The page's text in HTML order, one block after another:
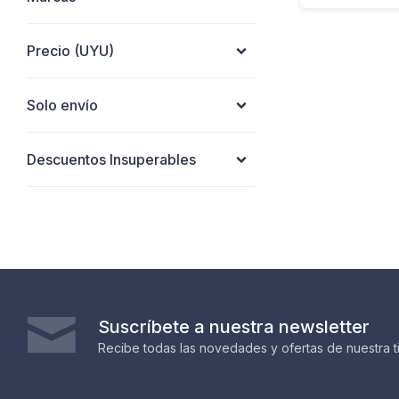
Precio (UYU)
Solo envío
Descuentos Insuperables
Suscríbete a nuestra newsletter
Recibe todas las novedades y ofertas de nuestra